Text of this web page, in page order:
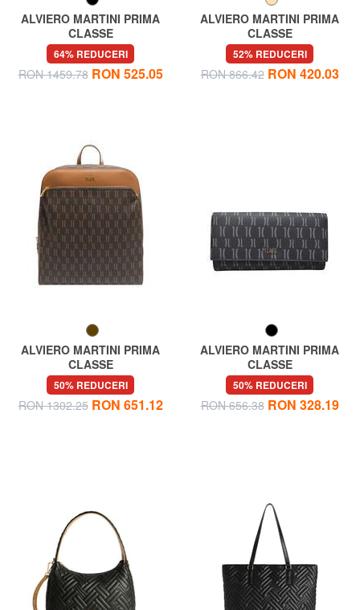
ALVIERO MARTINI PRIMA
CLASSE
MONOGRAM Dosar de mână,
cu curea de umăr
64% REDUCERI
RON 1459.78 RON 525.05
ALVIERO MARTINI PRIMA
CLASSE
MONOGRAM Micro Geanta
de umar
52% REDUCERI
RON 866.42 RON 420.03
ALVIERO MARTINI PRIMA
CLASSE
MONOGRAM 1C Rucsac
50% REDUCERI
RON 1302.25 RON 651.12
ALVIERO MARTINI PRIMA
CLASSE
MONOGRAM Portofel
continental
50% REDUCERI
RON 656.38 RON 328.19